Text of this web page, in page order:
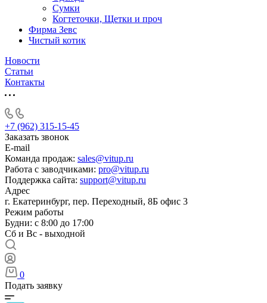
Сумки
Когтеточки, Щетки и проч
Фирма Зевс
Чистый котик
Новости
Статьи
Контакты
+7 (962) 315-15-45
Заказать звонок
E-mail
Команда продаж: sales@vitup.ru
Работа с заводчиками: pro@vitup.ru
Поддержка сайта: support@vitup.ru
Адрес
г. Екатеринбург, пер. Переходный, 8Б офис 3
Режим работы
Будни: с 8:00 до 17:00
Сб и Вс - выходной
0
Подать заявку